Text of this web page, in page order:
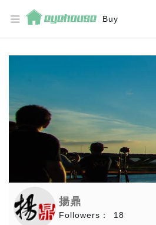
Buy
揚鼎
Followers： 18